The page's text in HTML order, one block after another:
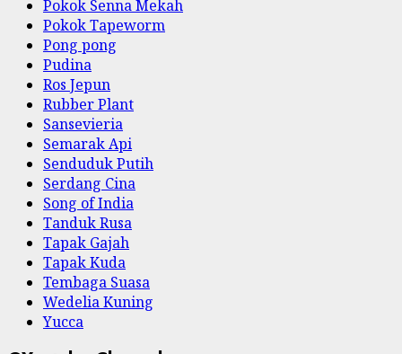
Pokok Senna Mekah
Pokok Tapeworm
Pong pong
Pudina
Ros Jepun
Rubber Plant
Sansevieria
Semarak Api
Senduduk Putih
Serdang Cina
Song of India
Tanduk Rusa
Tapak Gajah
Tapak Kuda
Tembaga Suasa
Wedelia Kuning
Yucca